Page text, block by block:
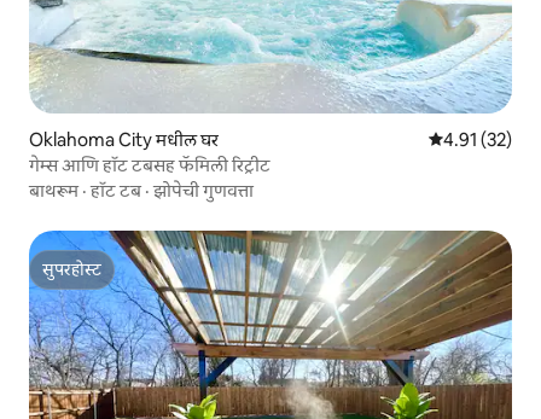
Oklahoma City मधील घर 5 पैकी 4.91
4.91 (32)
गेम्स आणि हॉट टबसह फॅमिली रिट्रीट
बाथरूम·हॉट टब·झोपेची गुणवत्ता
सुपरहोस्ट
सुपरहोस्ट